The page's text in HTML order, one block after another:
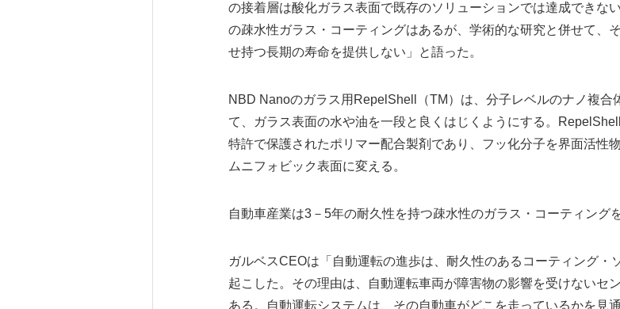
の接着層は酸化ガラス表面で既存のソリューションでは達成できな
の疎水性ガラス・コーティングはあるが、学術的な研究と併せて、
せ持つ長期の寿命を提供しない」と語った。
NBD Nanoのガラス用RepelShell（TM）は、分子レベルのナノ複合
て、ガラス表面の水や油を一段と良くはじくようにする。
特許で保護されたポリマー配合製剤であり、フッ化分子を界面活性
ムニフォビック表面に変える。
自動車産業は3－5年の耐久性を持つ疎水性のガラス・コーティング
ガルベスCEOは「自動運転の進歩は、耐久性のあるコーティング・
起こした。その理由は、自動運転車両が障害物の影響を受けないセ
ある。自動運転システムは、その自動車がどこを走っているかを見